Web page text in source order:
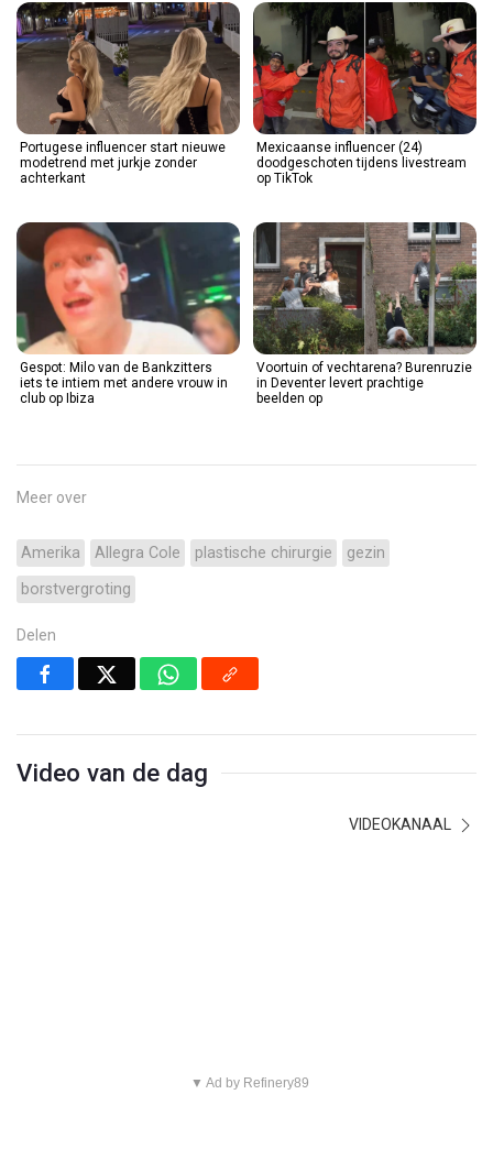
Portugese influencer start nieuwe
modetrend met jurkje zonder
achterkant
Mexicaanse influencer (24)
doodgeschoten tijdens livestream
op TikTok
Gespot: Milo van de Bankzitters
iets te intiem met andere vrouw in
club op Ibiza
Voortuin of vechtarena? Burenruzie
in Deventer levert prachtige
beelden op
Meer over
Amerika Allegra Cole plastische chirurgie
gezin
borstvergroting
Delen
Video van de dag
VIDEOKANAAL
▼ Ad by Refinery89